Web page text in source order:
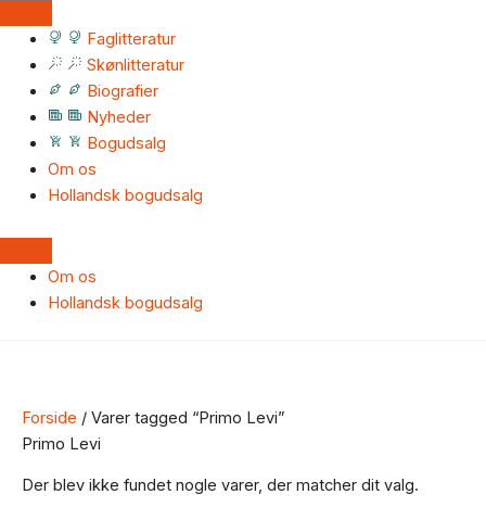
Faglitteratur
Skønlitteratur
Biografier
Nyheder
Bogudsalg
Om os
Hollandsk bogudsalg
Om os
Hollandsk bogudsalg
Forside / Varer tagged “Primo Levi”
Primo Levi
Der blev ikke fundet nogle varer, der matcher dit valg.